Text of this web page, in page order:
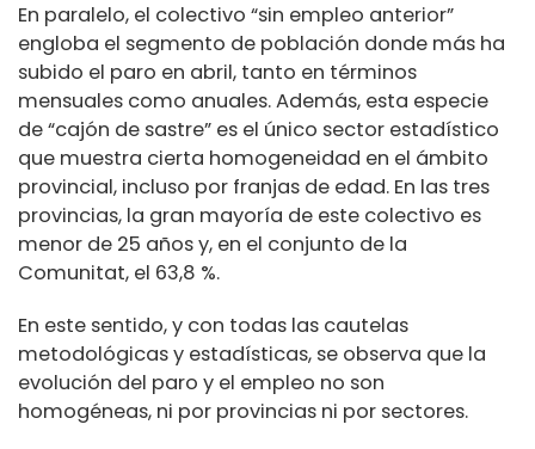
En paralelo, el colectivo “sin empleo anterior”
engloba el segmento de población donde más ha
subido el paro en abril, tanto en términos
mensuales como anuales. Además, esta especie
de “cajón de sastre” es el único sector estadístico
que muestra cierta homogeneidad en el ámbito
provincial, incluso por franjas de edad. En las tres
provincias, la gran mayoría de este colectivo es
menor de 25 años y, en el conjunto de la
Comunitat, el 63,8 %.
En este sentido, y con todas las cautelas
metodológicas y estadísticas, se observa que la
evolución del paro y el empleo no son
homogéneas, ni por provincias ni por sectores.